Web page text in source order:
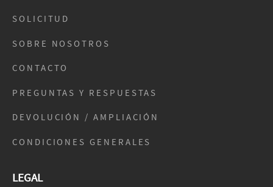
SOLICITUD
SOBRE NOSOTROS
CONTACTO
PREGUNTAS Y RESPUESTAS
DEVOLUCIÓN / AMPLIACIÓN
CONDICIONES GENERALES
LEGAL